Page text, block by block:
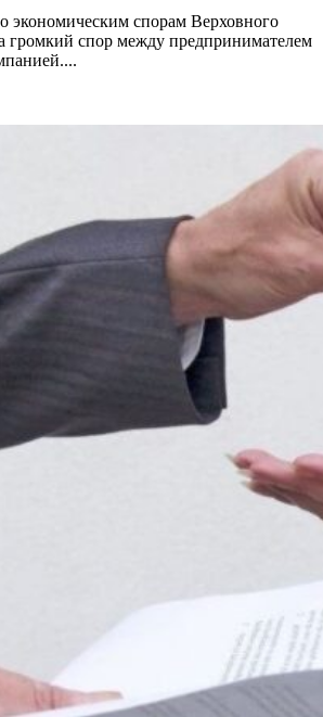
экономическим спорам Верховного
громкий спор между предпринимателем